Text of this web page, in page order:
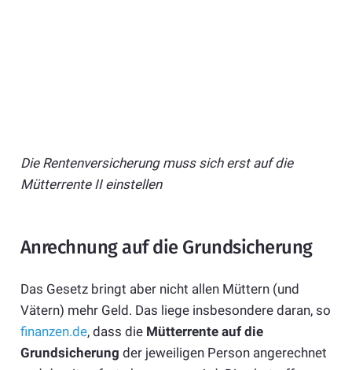
Die Rentenversicherung muss sich erst auf die
Mütterrente II einstellen
Anrechnung auf die Grundsicherung
Das Gesetz bringt aber nicht allen Müttern (und
Vätern) mehr Geld. Das liege insbesondere daran, so
finanzen.de, dass die Mütterrente auf die
Grundsicherung der jeweiligen Person angerechnet